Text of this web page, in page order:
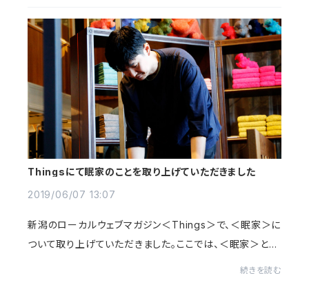
Thingsにて眠家のことを取り上げていただきました
2019/06/07 13:07
新潟のローカルウェブマガジン＜Things＞で、＜眠家＞に
ついて取り上げていただきました。ここでは、＜眠家＞とは
続きを読む